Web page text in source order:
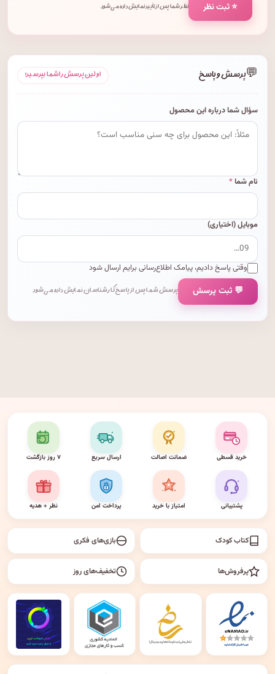
⭐ ثبت نظر نظر شما پس از تأیید نمایش داده می‌شود.
💬پرسش و پاسخ اولین پرسش را شما بپرسید!
سؤال شما درباره این محصول
نام شما*
موبایل (اختیاری)
وقتی پاسخ دادیم، پیامک اطلاع‌رسانی برایم ارسال شود
💬 ثبت پرسش پرسش شما پس از پاسخ کارشناسان نمایش داده می‌شود.
خرید قسطی ضمانت اصالت ارسال سریع ۷ روز بازگشت
پشتیبانی امتیاز با خرید پرداخت امن نظر + هدیه
کتاب کودک بازی‌های فکری
پرفروش‌ها تخفیف‌های روز